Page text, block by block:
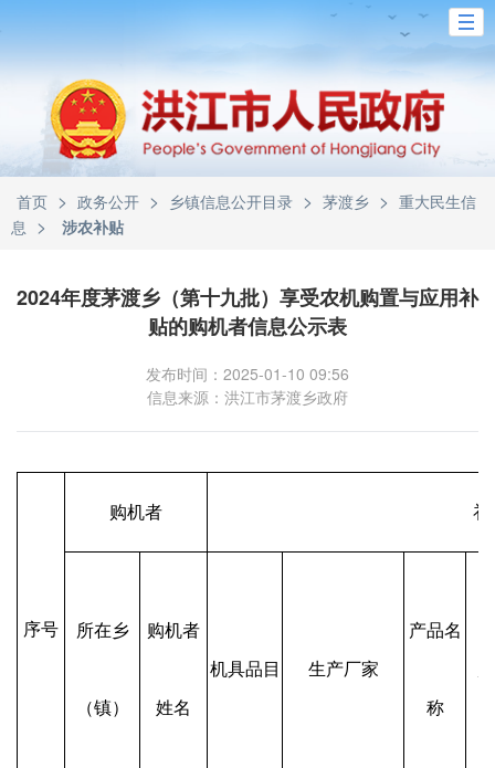
首页 > 政务公开 > 乡镇信息公开目录 > 茅渡乡 > 重大民生信
息 > 涉农补贴
2024年度茅渡乡（第十九批）享受农机购置与应用补
贴的购机者信息公示表
发布时间：2025-01-10 09:56
信息来源：洪江市茅渡乡政府
序号
购机者 补
所在乡
（镇）
购机者
姓名
机具品目 生产厂家
产品名
称